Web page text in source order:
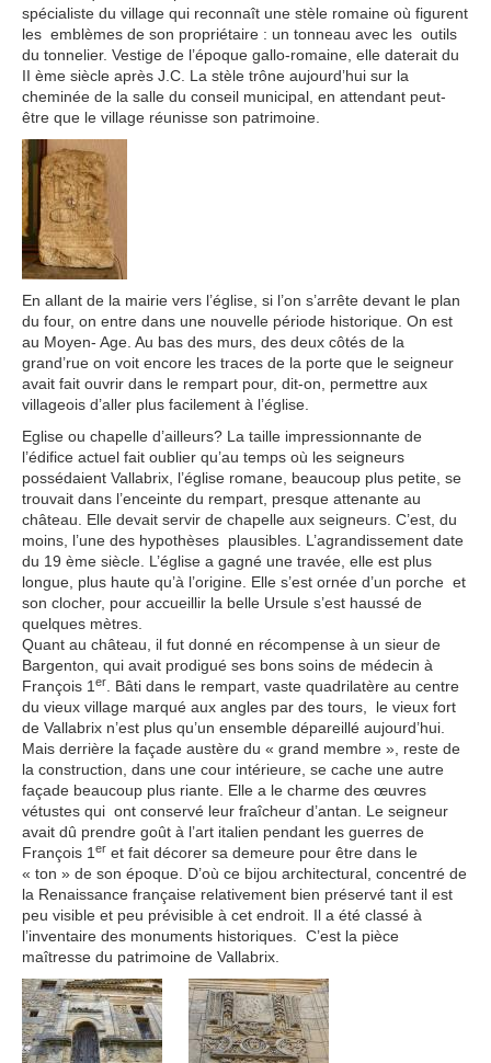
spécialiste du village qui reconnaît une stèle romaine où figurent
les emblèmes de son propriétaire : un tonneau avec les outils
du tonnelier. Vestige de l’époque gallo-romaine, elle daterait du
II ème siècle après J.C. La stèle trône aujourd’hui sur la
cheminée de la salle du conseil municipal, en attendant peut-
être que le village réunisse son patrimoine.
En allant de la mairie vers l’église, si l’on s’arrête devant le plan
du four, on entre dans une nouvelle période historique. On est
au Moyen- Age. Au bas des murs, des deux côtés de la
grand’rue on voit encore les traces de la porte que le seigneur
avait fait ouvrir dans le rempart pour, dit-on, permettre aux
villageois d’aller plus facilement à l’église.
Eglise ou chapelle d’ailleurs? La taille impressionnante de
l’édifice actuel fait oublier qu’au temps où les seigneurs
possédaient Vallabrix, l’église romane, beaucoup plus petite, se
trouvait dans l’enceinte du rempart, presque attenante au
château. Elle devait servir de chapelle aux seigneurs. C’est, du
moins, l’une des hypothèses plausibles. L’agrandissement date
du 19 ème siècle. L’église a gagné une travée, elle est plus
longue, plus haute qu’à l’origine. Elle s’est ornée d’un porche et
son clocher, pour accueillir la belle Ursule s’est haussé de
quelques mètres.
Quant au château, il fut donné en récompense à un sieur de
Bargenton, qui avait prodigué ses bons soins de médecin à
François 1er. Bâti dans le rempart, vaste quadrilatère au centre
du vieux village marqué aux angles par des tours, le vieux fort
de Vallabrix n’est plus qu’un ensemble dépareillé aujourd’hui.
Mais derrière la façade austère du « grand membre », reste de
la construction, dans une cour intérieure, se cache une autre
façade beaucoup plus riante. Elle a le charme des œuvres
vétustes qui ont conservé leur fraîcheur d’antan. Le seigneur
avait dû prendre goût à l’art italien pendant les guerres de
François 1er et fait décorer sa demeure pour être dans le
« ton » de son époque. D’où ce bijou architectural, concentré de
la Renaissance française relativement bien préservé tant il est
peu visible et peu prévisible à cet endroit. Il a été classé à
l’inventaire des monuments historiques. C’est la pièce
maîtresse du patrimoine de Vallabrix.